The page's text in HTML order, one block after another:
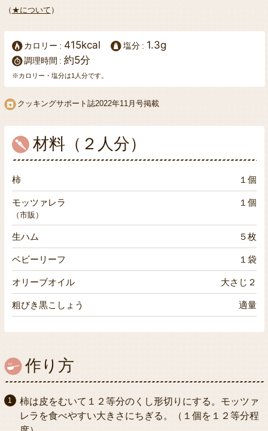
（ ★について ）
カロリー 415kcal 塩分 1.3g
調理時間 約5分
※カロリー・塩分は1人分です。
クッキングサポート誌2022年11月号掲載
材料（２人分）
柿 １個
モッツァレラ １個
（市販）
生ハム ５枚
ベビーリーフ １袋
オリーブオイル 大さじ２
粗びき黒こしょう 適量
作り方
柿は皮をむいて１２等分のくし形切りにする。モッツァ
レラを食べやすい大きさにちぎる。（１個を１２等分程